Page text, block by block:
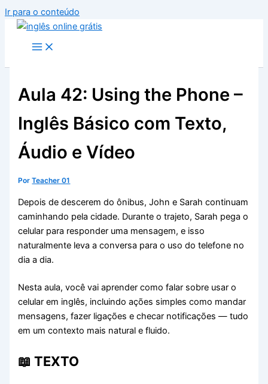
Ir para o conteúdo
Aula 42: Using the Phone –
Inglês Básico com Texto,
Áudio e Vídeo
PorTeacher 01
Depois de descerem do ônibus, John e Sarah continuam
caminhando pela cidade. Durante o trajeto, Sarah pega o
celular para responder uma mensagem, e isso
naturalmente leva a conversa para o uso do telefone no
dia a dia.
Nesta aula, você vai aprender como falar sobre usar o
celular em inglês, incluindo ações simples como mandar
mensagens, fazer ligações e checar notificações — tudo
em um contexto mais natural e fluido.
📖 TEXTO